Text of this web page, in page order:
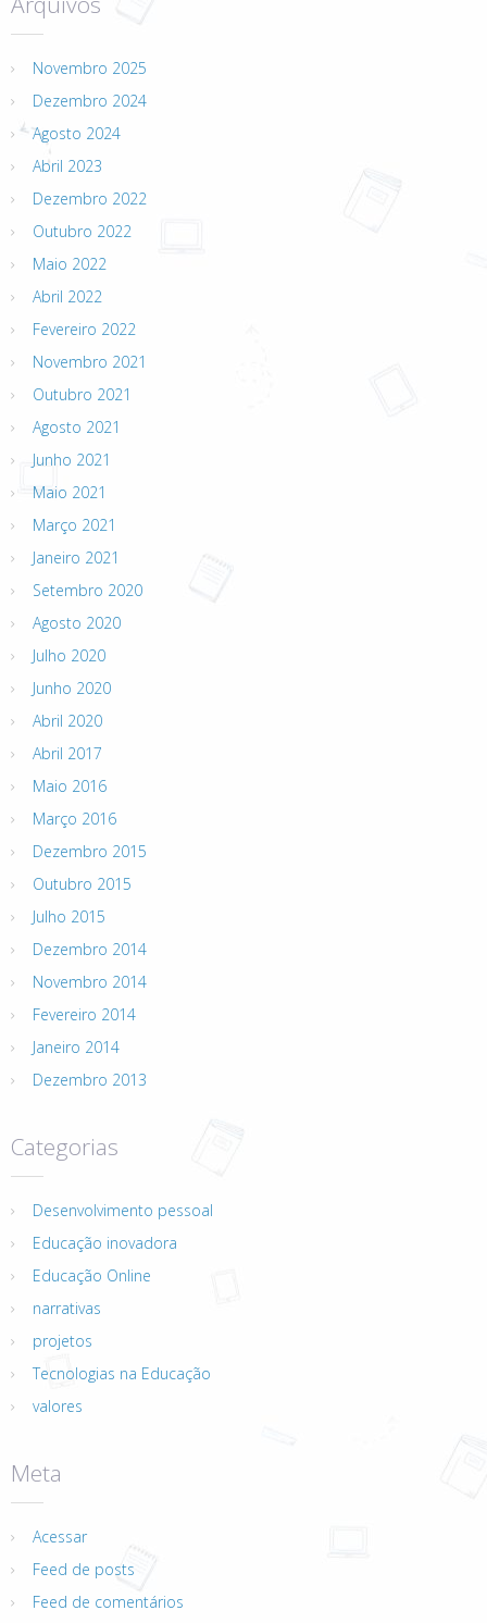
Novembro 2025
Dezembro 2024
Agosto 2024
Abril 2023
Dezembro 2022
Outubro 2022
Maio 2022
Abril 2022
Fevereiro 2022
Novembro 2021
Outubro 2021
Agosto 2021
Junho 2021
Maio 2021
Março 2021
Janeiro 2021
Setembro 2020
Agosto 2020
Julho 2020
Junho 2020
Abril 2020
Abril 2017
Maio 2016
Março 2016
Dezembro 2015
Outubro 2015
Julho 2015
Dezembro 2014
Novembro 2014
Fevereiro 2014
Janeiro 2014
Dezembro 2013
Categorias
Desenvolvimento pessoal
Educação inovadora
Educação Online
narrativas
projetos
Tecnologias na Educação
valores
Meta
Acessar
Feed de posts
Feed de comentários